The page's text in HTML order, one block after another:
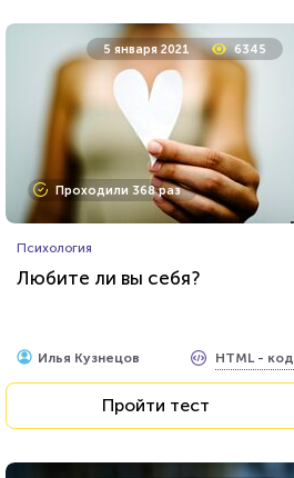
24 марта 2021
Проходили 22949 раз
Угадай футболиста по фото!
Пройти тест
3885
5 января 2021 6345
Проходили 368 раз
Психология
Любите ли вы себя?
Илья Кузнецов HTML - код
Пройти тест